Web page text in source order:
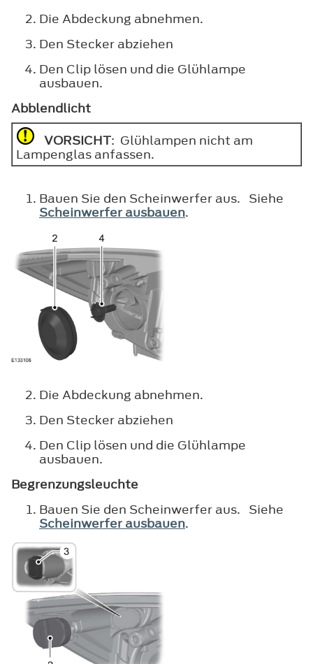
Die Abdeckung abnehmen.
Den Stecker abziehen
Den Clip lösen und die Glühlampe
ausbauen.
Abblendlicht
VORSICHT: Glühlampen nicht am
Lampenglas anfassen.
Bauen Sie den Scheinwerfer aus. Siehe
Scheinwerfer ausbauen.
Die Abdeckung abnehmen.
Den Stecker abziehen
Den Clip lösen und die Glühlampe
ausbauen.
Begrenzungsleuchte
Bauen Sie den Scheinwerfer aus. Siehe
Scheinwerfer ausbauen.